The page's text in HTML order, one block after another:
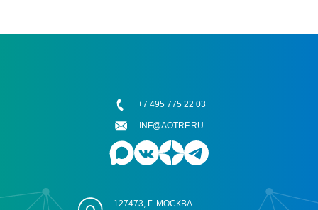
127473, Г. МОСКВА
+7 495 775 22 03
INF@AOTRF.RU